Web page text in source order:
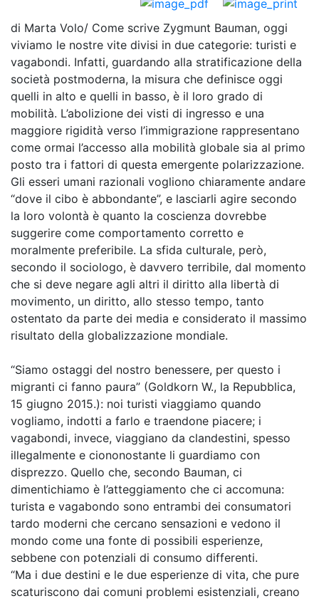
di Marta Volo/ Come scrive Zygmunt Bauman, oggi
viviamo le nostre vite divisi in due categorie: turisti e
vagabondi. Infatti, guardando alla stratificazione della
società postmoderna, la misura che definisce oggi
quelli in alto e quelli in basso, è il loro grado di
mobilità. L’abolizione dei visti di ingresso e una
maggiore rigidità verso l’immigrazione rappresentano
come ormai l’accesso alla mobilità globale sia al primo
posto tra i fattori di questa emergente polarizzazione.
Gli esseri umani razionali vogliono chiaramente andare
“dove il cibo è abbondante”, e lasciarli agire secondo
la loro volontà è quanto la coscienza dovrebbe
suggerire come comportamento corretto e
moralmente preferibile. La sfida culturale, però,
secondo il sociologo, è davvero terribile, dal momento
che si deve negare agli altri il diritto alla libertà di
movimento, un diritto, allo stesso tempo, tanto
ostentato da parte dei media e considerato il massimo
risultato della globalizzazione mondiale.
“Siamo ostaggi del nostro benessere, per questo i
migranti ci fanno paura” (Goldkorn W., la Repubblica,
15 giugno 2015.): noi turisti viaggiamo quando
vogliamo, indotti a farlo e traendone piacere; i
vagabondi, invece, viaggiano da clandestini, spesso
illegalmente e ciononostante li guardiamo con
disprezzo. Quello che, secondo Bauman, ci
dimentichiamo è l’atteggiamento che ci accomuna:
turista e vagabondo sono entrambi dei consumatori
tardo moderni che cercano sensazioni e vedono il
mondo come una fonte di possibili esperienze,
sebbene con potenziali di consumo differenti.
“Ma i due destini e le due esperienze di vita, che pure
scaturiscono dai comuni problemi esistenziali, creano